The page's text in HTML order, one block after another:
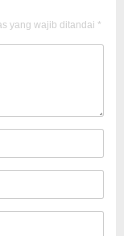
yang wajib ditandai *